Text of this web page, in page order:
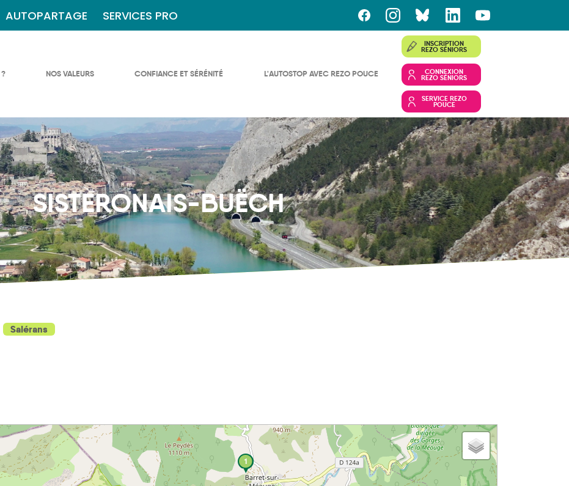
AUTOPARTAGE SERVICES PRO
NOS VALEURS CONFIANCE ET SÉRÉNITÉ L'AUTOSTOP AVEC REZO POUCE
INSCRIPTION
REZO SÉNIORS
CONNEXION
REZO SÉNIORS
SERVICE REZO
POUCE
SISTERONAIS-BUËCH
Salérans
1